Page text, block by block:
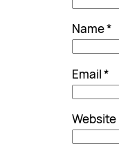
Name*
Email*
Website